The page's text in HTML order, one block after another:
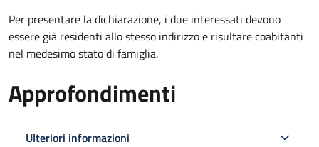
Per presentare la dichiarazione, i due interessati devono
essere già residenti allo stesso indirizzo e risultare coabitanti
nel medesimo stato di famiglia.
Approfondimenti
Ulteriori informazioni